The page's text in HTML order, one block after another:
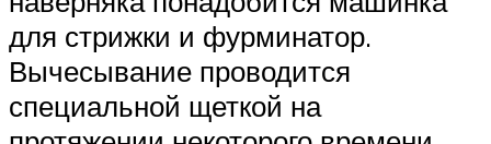
для стрижки и фурминатор.
Вычесывание проводится
специальной щеткой на